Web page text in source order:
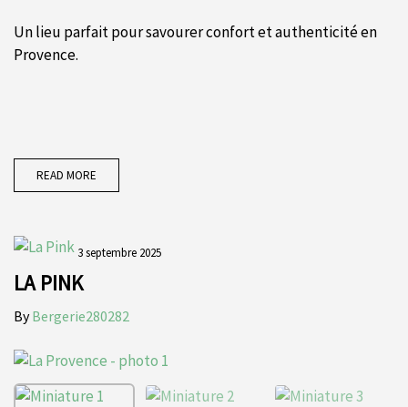
Un lieu parfait pour savourer confort et authenticité en
Provence.
READ MORE
3 septembre 2025
LA PINK
ByBergerie280282